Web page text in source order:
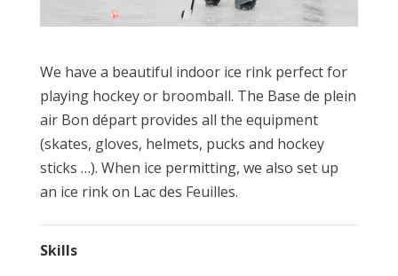
We have a beautiful indoor ice rink perfect for
playing hockey or broomball. The Base de plein
air Bon départ provides all the equipment
(skates, gloves, helmets, pucks and hockey
sticks …). When ice permitting, we also set up
an ice rink on Lac des Feuilles.
Skills